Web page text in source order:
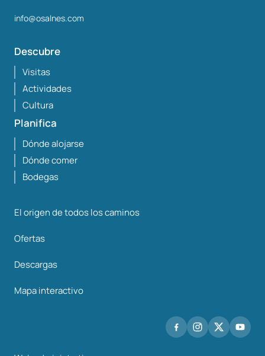
info@osalnes.com
Descubre
Visitas
Actividades
Cultura
Planifica
Dónde alojarse
Dónde comer
Bodegas
El origen de todos los caminos
Ofertas
Descargas
Mapa interactivo